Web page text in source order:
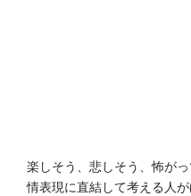
楽しそう、悲しそう、怖が
情表現に直結して考える人が